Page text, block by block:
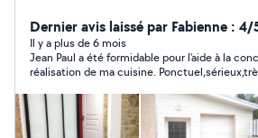
connaissances pour la pose de
électrique et la plomberie
Dernier avis laissé par Fabienne : 4/
Il y a plus de 6 mois
Jean Paul a été formidable pour l'aide à la
réalisation de ma cuisine. Ponctuel,sérieux,très sympathique et
nouveau recours à lui pour des travaux de
plus très gentil . Grâce à lui,j'ai une super
Paul.